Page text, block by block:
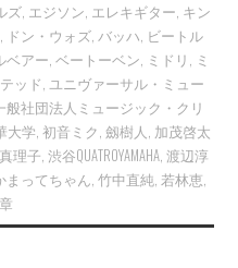
ズ, エジソン, エレキギター, キン
, ドン・ウォズ,バッハ, ビートル
ベアー,ベートーベン, ミドリ , ミ
ッド,ユニヴァーサル・ミュー
般社団法人ミュージック・クリ
大学,初音ミク,劔樹人, 加茂啓太
理子,渋谷QUATROYAMAHA,渡辺淳
まってちゃん,竹中直純,若林恵,